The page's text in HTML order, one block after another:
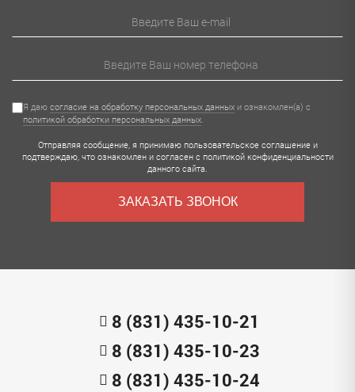
Я даю согласие на обработку персональных данных и ознакомлен(а) с
политикой обработки персональных данных.
Отправляя сообщение, я принимаю пользовательское соглашениеи
подтверждаю, что ознакомлен и согласен с политикой конфиденциальности
данного сайта.
ЗАКАЗАТЬ ЗВОНОК
8 (831) 435-10-21
8 (831) 435-10-23
8 (831) 435-10-24